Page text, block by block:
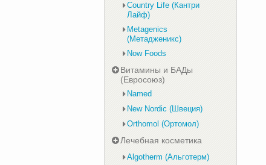
Country Life (Кантри
Лайф)
Metagenics
(Метадженикс)
Now Foods
Витамины и БАДы
(Евросоюз)
Named
New Nordic (Швеция)
Orthomol (Ортомол)
Лечебная косметика
Algotherm (Альготерм)